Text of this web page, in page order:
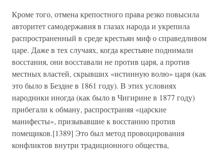
Кроме того, отмена крепостного права резко повысила
авторитет самодержавия в глазах народа и укрепила
распространенный в среде крестьян миф о справедливом
царе. Даже в тех случаях, когда крестьяне поднимали
восстания, они восставали не против царя, а против
местных властей, скрывших «истинную волю» царя (как
это было в Бездне в 1861 году). В этих условиях
народники иногда (как было в Чигирине в 1877 году)
прибегали к обману, распространяя «царские
манифесты», призывавшие к восстанию против
помещиков.[1389] Это был метод провоцирования
конфликтов внутри традиционного общества,